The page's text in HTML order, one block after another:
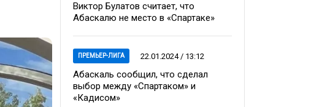
Виктор Булатов считает, что
Абаскалю не место в «Спартаке»
ПРЕМЬЕР-ЛИГА 22.01.2024 / 13:12
Абаскаль сообщил, что сделал
выбор между «Спартаком» и
«Кадисом»